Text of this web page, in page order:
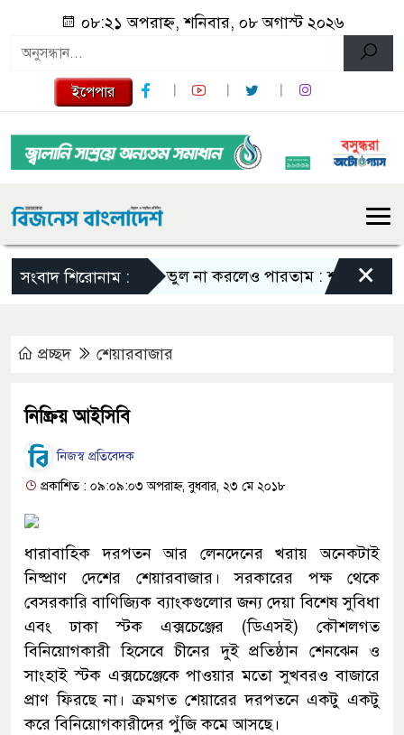
০৮:২১ অপরাহ্ন, শনিবার, ০৮ অগাস্ট ২০২৬
ইপেপার
সংবাদ শিরোনাম :এমন ভুল না করলেও পারতাম : শাকিব খান ×
প্রচ্ছদ শেয়ারবাজার
নিষ্ক্রিয় আইসিবি
নিজস্ব প্রতিবেদক
প্রকাশিত : ০৯:০৯:০৩ অপরাহ্ন, বুধবার, ২৩ মে ২০১৮
ধারাবাহিক দরপতন আর লেনদেনের খরায় অনেকটাই
নিষ্প্রাণ দেশের শেয়ারবাজার। সরকারের পক্ষ থেকে
বেসরকারি বাণিজ্যিক ব্যাংকগুলোর জন্য দেয়া বিশেষ সুবিধা
এবং ঢাকা স্টক এক্সচেঞ্জের (ডিএসই) কৌশলগত
বিনিয়োগকারী হিসেবে চীনের দুই প্রতিষ্ঠান শেনঝেন ও
সাংহাই স্টক এক্সচেঞ্জেকে পাওয়ার মতো সুখবরও বাজারে
প্রাণ ফিরছে না। ক্রমগত শেয়ারের দরপতনে একটু একটু
করে বিনিয়োগকারীদের পুঁজি কমে আসছে।